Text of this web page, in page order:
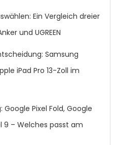
Ein Vergleich dreier
und UGREEN
Samsung
iPad Pro 13-Zoll im
Pixel Fold, Google
9 – Welches passt am